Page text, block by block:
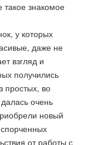
знакомое
у которых
даже не
взгляд и
получились
простых, во
очень
новый
от работы с